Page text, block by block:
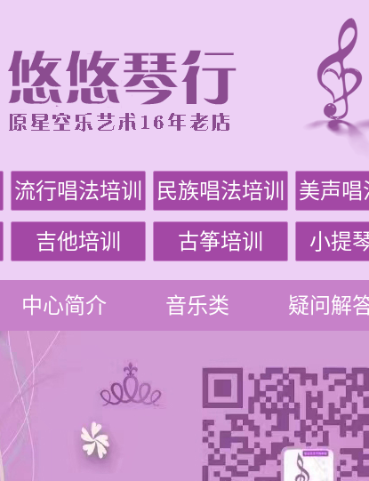
流行唱法培训 民族唱法培训 美声唱
吉他培训 古筝培训 小提
中心简介 音乐类 疑问解